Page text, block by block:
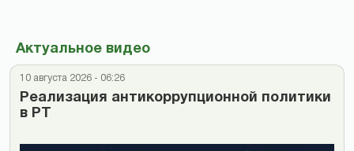
Актуальное видео
10 августа 2026 - 06:26
Реализация антикоррупционной политики
в РТ